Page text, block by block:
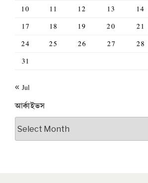
10
11 12 13 14
17
18 19 20 21
24
25 26 27 28
31
« Jul
আর্কাইভস
আর্কাইভস